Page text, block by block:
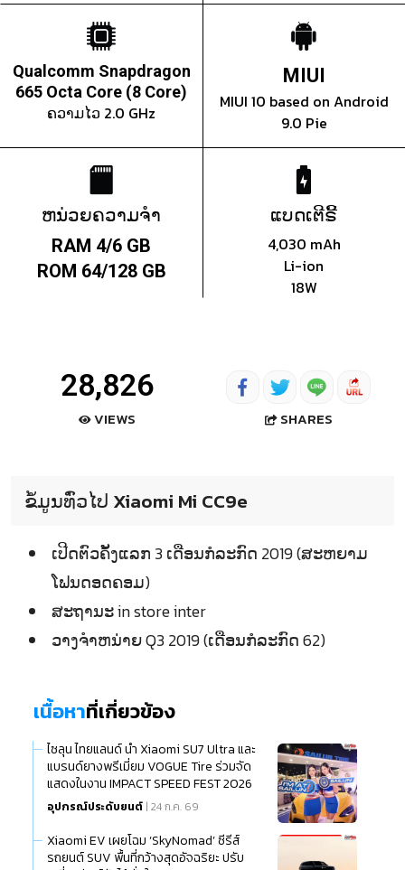
Qualcomm Snapdragon
665 Octa Core (8 Core)
ຄວາມໄວ 2.0 GHz
MIUI
MIUI 10 based on Android
9.0 Pie
ຫນ່ວຍຄວາມຈຳ
RAM 4/6 GB
ROM 64/128 GB
ແບດເຕີຣີ້
4,030 mAh
Li-ion
18W
28,826
VIEWS SHARES
ຂໍ້ມູນທົ່ວໄປ Xiaomi Mi CC9e
ເປີດຕົວຄັ້ງແລກ 3 ເດືອນກໍລະກົດ 2019 (ສະຫຍາມ
ໂຟນດອດຄອມ)
ສະຖານະ in store inter
ວາງຈຳຫນ່າຍ Q3 2019 (ເດືອນກໍລະກົດ 62)
เนื้อหาที่เกี่ยวข้อง
ไซลุน ไทยแลนด์ นำ Xiaomi SU7 Ultra และ
แบรนด์ยางพรีเมี่ยม VOGUE Tire ร่วมจัด
แสดงในงาน IMPACT SPEED FEST 2026
อุปกรณ์ประดับยนต์ | 24 ก.ค. 69
Xiaomi EV เผยโฉม ‘SkyNomad’ ซีรีส์
รถยนต์ SUV พื้นที่กว้างสุดอัจฉริยะ ปรับ